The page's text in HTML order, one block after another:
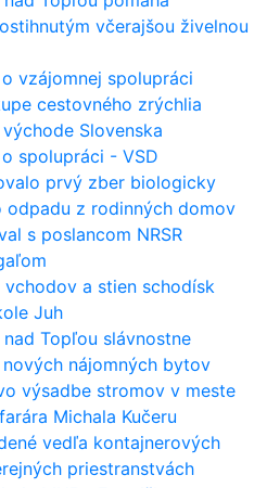
včerajšou živelnou
vzájomnej spolupráci
cestovného zrýchlia
Slovenska
spolupráci - VSD
prvý zber biologicky
odpadu z rodinných domov
s poslancom NRSR
vchodov a stien schodísk
Juh
Topľou slávnostne
nájomných bytov
výsadbe stromov v meste
Michala Kučeru
vedľa kontajnerových
priestranstvách